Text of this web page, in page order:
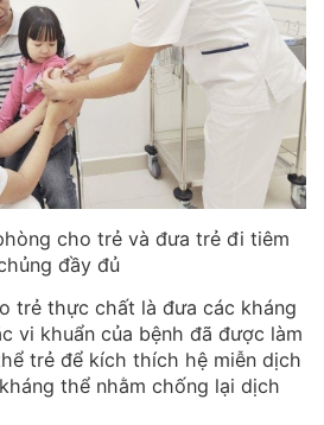
cho trẻ và đưa trẻ đi tiêm
đầy đủ
trẻ thực chất là đưa các kháng
vi khuẩn của bệnh đã được làm
trẻ để kích thích hệ miễn dịch
thể nhằm chống lại dịch